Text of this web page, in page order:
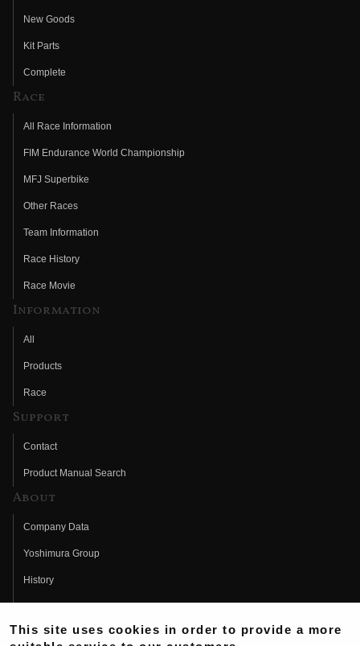
New Goods
Kit Parts
Complete
Race
All Race Information
FIM Endurance World Championship
MFJ Superbike
Other Races
Team Information
Race History
Race Movie
Information
All
Products
Race
Support
Contact
Product Manual Search
About
Company Data
Yoshimura Group
History
Fujio Yoshimura
Hideo Yoshimura
This site uses cookies in order to provide a more